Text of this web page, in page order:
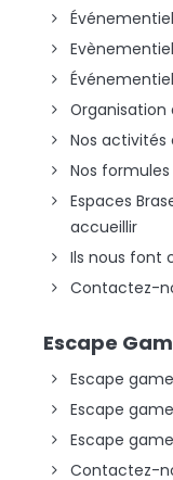
Événementiel
Organisation
Nos
Nos
Espaces
accueillir
Ils nous font
Contactez-
Escape
Escape
Escape
Escape
Contactez-